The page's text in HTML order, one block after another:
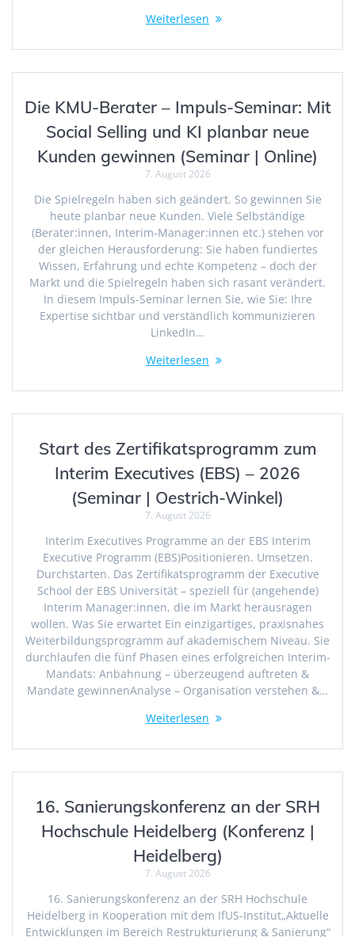
Weiterlesen
Die KMU-Berater – Impuls-Seminar: Mit
Social Selling und KI planbar neue
Kunden gewinnen (Seminar | Online)
7. August 2026
Die Spielregeln haben sich geändert. So gewinnen Sie
heute planbar neue Kunden. Viele Selbständige
(Berater:innen, Interim-Manager:innen etc.) stehen vor
der gleichen Herausforderung: Sie haben fundiertes
Wissen, Erfahrung und echte Kompetenz – doch der
Markt und die Spielregeln haben sich rasant verändert.
In diesem Impuls-Seminar lernen Sie, wie Sie: Ihre
Expertise sichtbar und verständlich kommunizieren
LinkedIn…
Weiterlesen
Start des Zertifikatsprogramm zum
Interim Executives (EBS) – 2026
(Seminar | Oestrich-Winkel)
7. August 2026
Interim Executives Programme an der EBS Interim
Executive Programm (EBS)Positionieren. Umsetzen.
Durchstarten. Das Zertifikatsprogramm der Executive
School der EBS Universität – speziell für (angehende)
Interim Manager:innen, die im Markt herausragen
wollen. Was Sie erwartet Ein einzigartiges, praxisnahes
Weiterbildungsprogramm auf akademischem Niveau. Sie
durchlaufen die fünf Phasen eines erfolgreichen Interim-
Mandats: Anbahnung – überzeugend auftreten &
Mandate gewinnenAnalyse – Organisation verstehen &…
Weiterlesen
16. Sanierungskonferenz an der SRH
Hochschule Heidelberg (Konferenz |
Heidelberg)
7. August 2026
16. Sanierungskonferenz an der SRH Hochschule
Heidelberg in Kooperation mit dem IfUS-Institut„Aktuelle
Entwicklungen im Bereich Restrukturierung & Sanierung“